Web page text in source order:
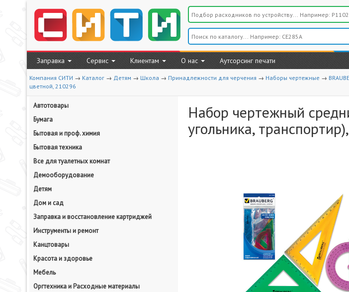
Заправка Сервис Клиентам О нас Аутсорсинг печати
Компания СИТИ → Каталог → Детям → Школа → Принадлежности для черчения → Наборы чертежные →
цветной, 210296
Автотовары
Бумага
Бытовая и проф. химия
Бытовая техника
Все для туалетных комнат
Демооборудование
Детям
Дом и сад
Заправка и восстановление картриджей
Инструменты и ремонт
Канцтовары
Красота и здоровье
Мебель
Оргтехника и Расходные материалы
Набор чертежный
угольника,